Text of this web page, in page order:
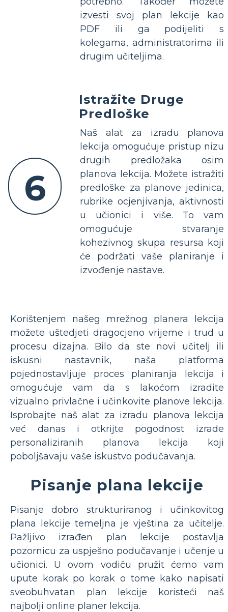
izvesti svoj plan lekcije kao
PDF ili ga podijeliti s
kolegama, administratorima ili
drugim učiteljima.
6
Istražite Druge
Predloške
Naš alat za izradu planova
lekcija omogućuje pristup nizu
drugih predložaka osim
planova lekcija. Možete istražiti
predloške za planove jedinica,
rubrike ocjenjivanja, aktivnosti
u učionici i više. To vam
omogućuje stvaranje
kohezivnog skupa resursa koji
će podržati vaše planiranje i
izvođenje nastave.
Korištenjem našeg mrežnog planera lekcija
možete uštedjeti dragocjeno vrijeme i trud u
procesu dizajna. Bilo da ste novi učitelj ili
iskusni nastavnik, naša platforma
pojednostavljuje proces planiranja lekcija i
omogućuje vam da s lakoćom izradite
vizualno privlačne i učinkovite planove lekcija.
Isprobajte naš alat za izradu planova lekcija
već danas i otkrijte pogodnost izrade
personaliziranih planova lekcija koji
poboljšavaju vaše iskustvo podučavanja.
Pisanje plana lekcije
Pisanje dobro strukturiranog i učinkovitog
plana lekcije temeljna je vještina za učitelje.
Pažljivo izrađen plan lekcije postavlja
pozornicu za uspješno podučavanje i učenje u
učionici. U ovom vodiču pružit ćemo vam
upute korak po korak o tome kako napisati
sveobuhvatan plan lekcije koristeći naš
najbolji online planer lekcija.